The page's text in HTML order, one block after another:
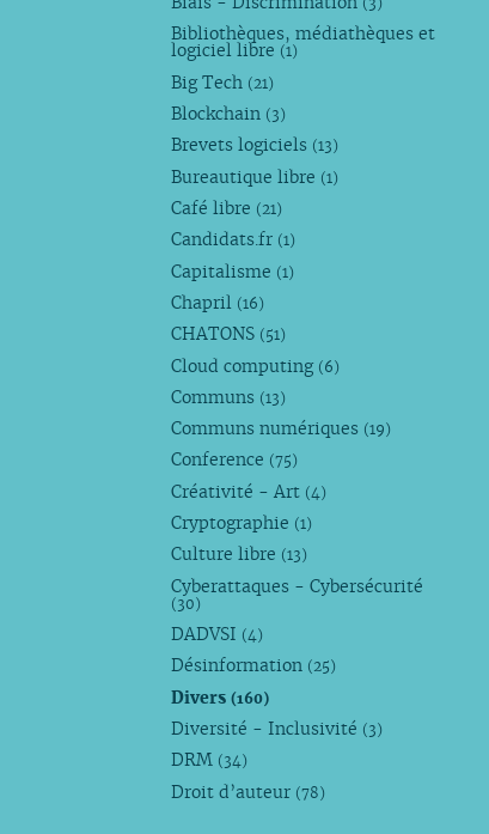
Bibliothèques, médiathèques et
logiciel libre (1)
Big Tech (21)
Blockchain (3)
Brevets logiciels (13)
Bureautique libre (1)
Café libre (21)
Candidats.fr (1)
Capitalisme (1)
Chapril (16)
CHATONS (51)
Cloud computing (6)
Communs (13)
Communs numériques (19)
Conference (75)
Créativité - Art (4)
Cryptographie (1)
Culture libre (13)
Cyberattaques - Cybersécurité
(30)
DADVSI (4)
Désinformation (25)
Divers(160)
Diversité - Inclusivité (3)
DRM (34)
Droit d’auteur (78)